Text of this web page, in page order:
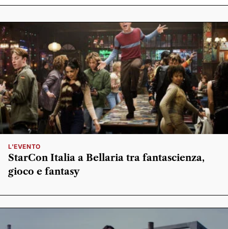
L'EVENTO
StarCon Italia a Bellaria tra fantascienza,
gioco e fantasy